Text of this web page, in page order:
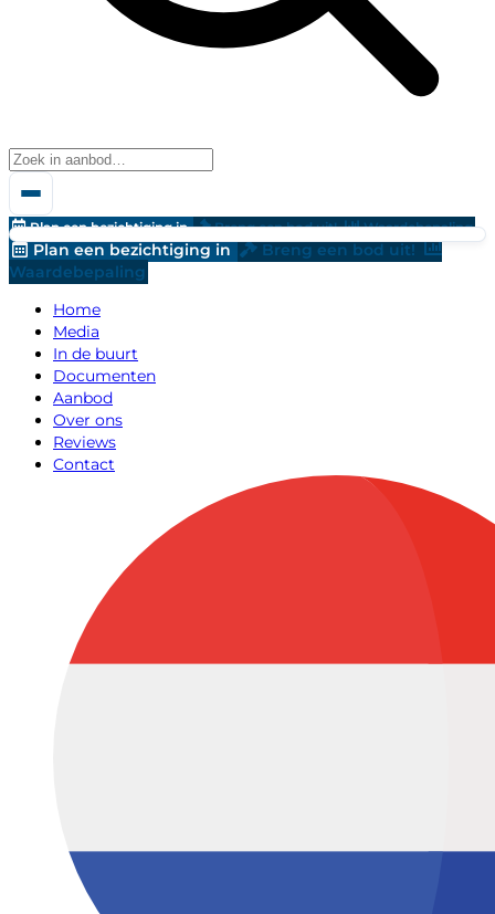
Plan een bezichtiging in Breng een bod uit! Waardebepaling
Plan een bezichtiging in
Breng een bod uit!
Waardebepaling
Home
Media
In de buurt
Documenten
Aanbod
Over ons
Reviews
Contact